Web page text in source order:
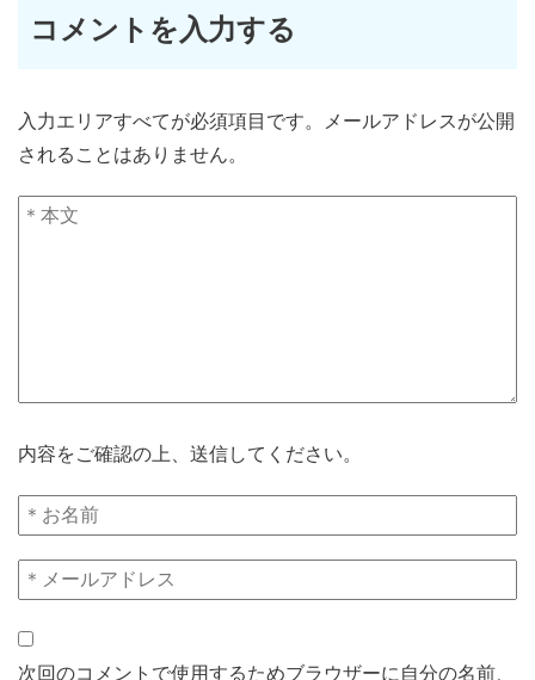
コメントを入力する
入力エリアすべてが必須項目です。メールアドレスが公開
されることはありません。
内容をご確認の上、送信してください。
次回のコメントで使用するためブラウザーに自分の名前、